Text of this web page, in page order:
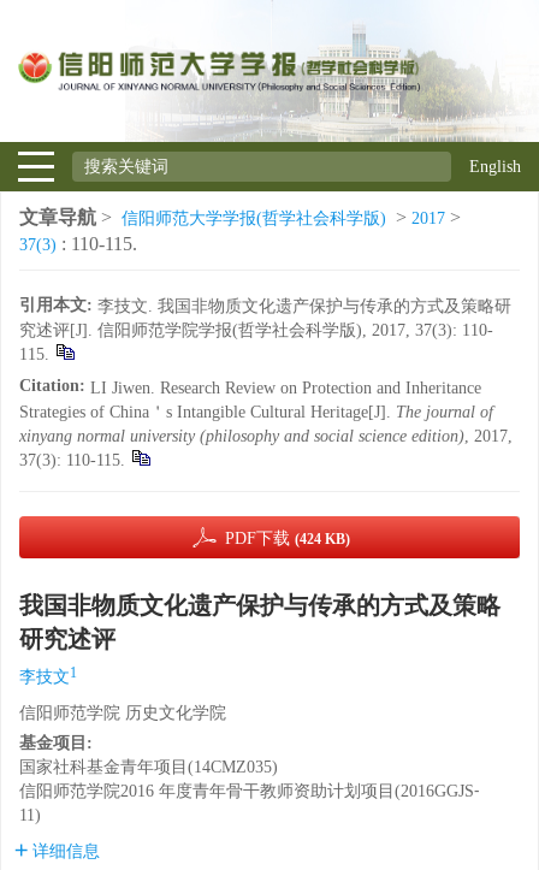
English
文章导航 > 信阳师范大学学报(哲学社会科学版) > 2017 >
37(3) : 110-115.
引用本文: 李技文. 我国非物质文化遗产保护与传承的方式及策略研
究述评[J]. 信阳师范学院学报(哲学社会科学版), 2017, 37(3): 110-
115.
Citation: LI Jiwen. Research Review on Protection and Inheritance
Strategies of China＇s Intangible Cultural Heritage[J]. The journal of
xinyang normal university (philosophy and social science edition), 2017,
37(3): 110-115.
PDF下载 (424 KB)
我国非物质文化遗产保护与传承的方式及策略
研究述评
李技文1
信阳师范学院 历史文化学院
基金项目:
国家社科基金青年项目(14CMZ035)
信阳师范学院2016 年度青年骨干教师资助计划项目(2016GGJS⁃
11)
详细信息